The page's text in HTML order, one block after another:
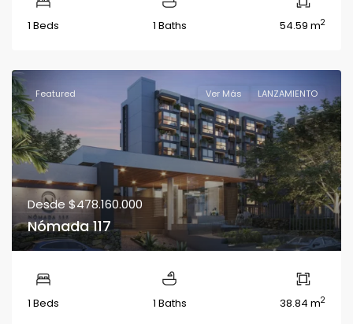
1 Beds 1 Baths 54.59 m2
Featured Ver Más LANZAMIENTO
Desde$478.160.000
Nómada 117
1 Beds 1 Baths 38.84 m2